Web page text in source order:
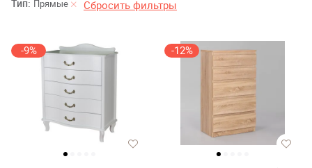
Тип: Прямые Сбросить фильтры
-9% -12%